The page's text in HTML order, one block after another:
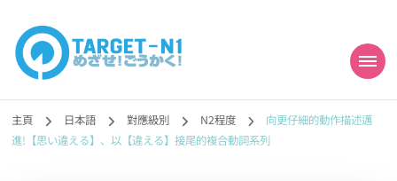
目標!!日本語能力試
N1合格
勉強コンテンツも追加予定!!】
主頁 日本語 對應級別 N2程度
向更仔細的動作描述邁
進!【思い違える】、以【違える】接尾的複合動詞系列